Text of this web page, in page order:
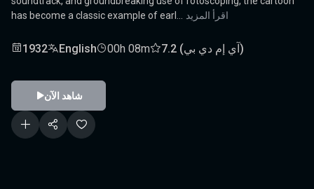
has become a classic example of earl... اقرأ المزيد
1932 English 00h 08m 7.2 (آي إم دي بي)
شاهد الآن